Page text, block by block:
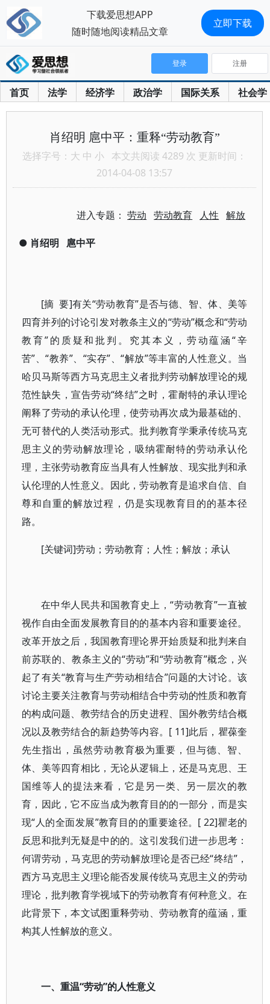
首页 法学 经济学 政治学 国际关系 社会学
登录 注册
肖绍明 扈中平：重释“劳动教育”
选择字号： 大 中 小 本文共阅读 4289 次 更新时间：
2014-04-08 13:57
进入专题：劳动 劳动教育 人性 解放
● 肖绍明 扈中平
[摘 要]有关“劳动教育”是否与德、智、体、美等
四育并列的讨论引发对教条主义的“劳动”概念和“劳动
教育”的质疑和批判。究其本义，劳动蕴涵“辛
苦”、“教养”、“实存”、“解放”等丰富的人性意义。当
哈贝马斯等西方马克思主义者批判劳动解放理论的规
范性缺失，宣告劳动“终结”之时，霍耐特的承认理论
阐释了劳动的承认伦理，使劳动再次成为最基础的、
无可替代的人类活动形式。批判教育学秉承传统马克
思主义的劳动解放理论，吸纳霍耐特的劳动承认伦
理，主张劳动教育应当具有人性解放、现实批判和承
认伦理的人性意义。因此，劳动教育是追求自信、自
尊和自重的解放过程，仍是实现教育目的的基本径
路。
[关键词]劳动；劳动教育；人性；解放；承认
在中华人民共和国教育史上，“劳动教育”一直被
视作自由全面发展教育目的的基本内容和重要途径。
改革开放之后，我国教育理论界开始质疑和批判来自
前苏联的、教条主义的“劳动”和“劳动教育”概念，兴
起了有关“教育与生产劳动相结合”问题的大讨论。该
讨论主要关注教育与劳动相结合中劳动的性质和教育
的构成问题、教劳结合的历史进程、国外教劳结合概
况以及教劳结合的新趋势等内容。[ 11]此后，瞿葆奎
先生指出，虽然劳动教育极为重要，但与德、智、
体、美等四育相比，无论从逻辑上，还是马克思、王
国维等人的提法来看，它是另一类、另一层次的教
育，因此，它不应当成为教育目的的一部分，而是实
现“人的全面发展”教育目的的重要途径。[ 22]瞿老的
反思和批判无疑是中的的。这引发我们进一步思考：
何谓劳动，马克思的劳动解放理论是否已经“终结”，
西方马克思主义理论能否发展传统马克思主义的劳动
理论，批判教育学视域下的劳动教育有何种意义。在
此背景下，本文试图重释劳动、劳动教育的蕴涵，重
构其人性解放的意义。
一、重温“劳动”的人性意义
下载爱思想APP
随时随地阅读精品文章
立即下载